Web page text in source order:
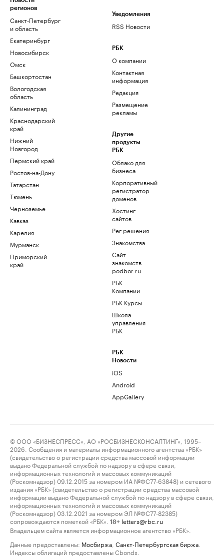
регионов
Санкт-Петербург
и область
Екатеринбург
Новосибирск
Омск
Башкортостан
Вологодская
область
Калининград
Краснодарский
край
Нижний
Новгород
Пермский край
Ростов-на-Дону
Татарстан
Тюмень
Черноземье
Кавказ
Карелия
Мурманск
Приморский
край
Уведомления
RSS Новости
РБК
О компании
Контактная
информация
Редакция
Размещение
рекламы
Другие
продукты
РБК
Облако для
бизнеса
Корпоративный
регистратор
доменов
Хостинг
сайтов
Рег.решения
Знакомства
Сайт
знакомств
podbor.ru
РБК
Компании
РБК Курсы
Школа
управления
РБК
РБК
Новости
iOS
Android
AppGallery
© ООО «БИЗНЕСПРЕСС», АО «РОСБИЗНЕСКОНСАЛТИНГ», 1995–
2026. Сообщения и материалы информационного агентства «РБК»
(свидетельство о регистрации средства массовой информации
выдано Федеральной службой по надзору в сфере связи,
информационных технологий и массовых коммуникаций
(Роскомнадзор) 09.12.2015 за номером ИА №ФС77-63848) и сетевого
издания «РБК» (свидетельство о регистрации средства массовой
информации выдано Федеральной службой по надзору в сфере связи,
информационных технологий и массовых коммуникаций
(Роскомнадзор) 03.12.2021 за номером ЭЛ №ФС77-82385)
сопровождаются пометкой «РБК».
18+ letters@rbc.ru
Владельцем сайта является информационное агентство «РБК».
Данные предоставлены: Мосбиржа Санкт-Петербургская биржа
Индексы облигаций предоставлены Cbonds.